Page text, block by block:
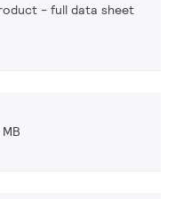
- full data sheet